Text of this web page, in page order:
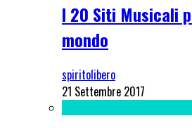
I 20 Siti Musicali
mondo
spiritolibero
21 Settembre 2017